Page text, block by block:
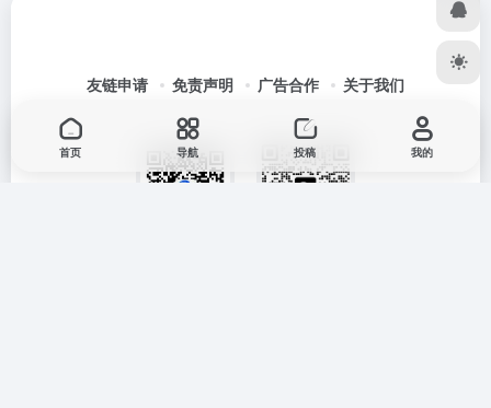
友链申请 免责声明 广告合作 关于我们
首页 导航 投稿 我的